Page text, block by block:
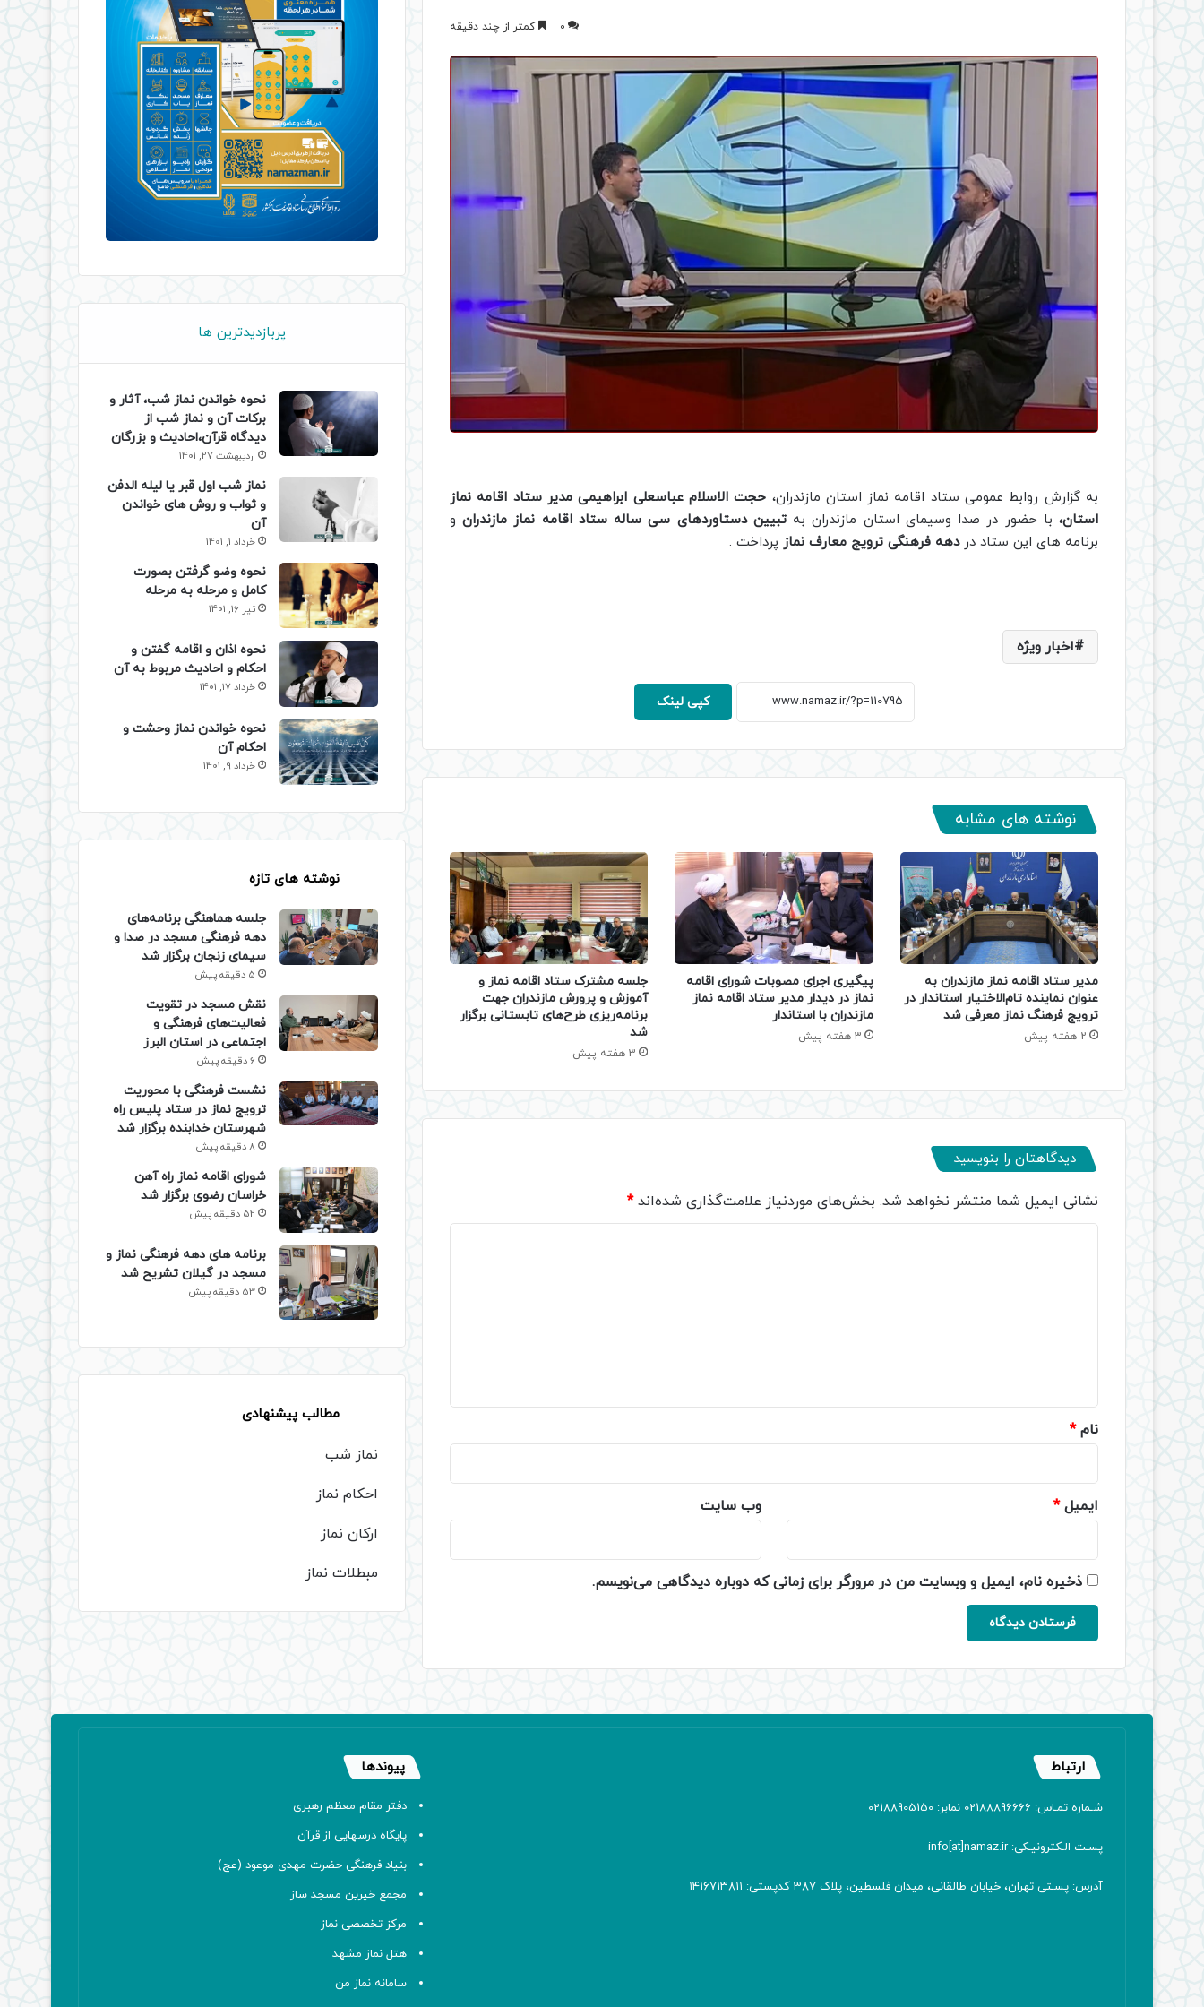
0 کمتر از چند دقیقه
به گزارش روابط عمومی ستاد اقامه نماز استان مازندران، حجت الاسلام عباسعلی ابراهیمی مدیر ستاد اقامه نماز
استان،با حضور در صدا وسیمای استان مازندران بهتبیین دستاوردهای سی ساله ستاد اقامه نماز مازندرانو
برنامه های این ستاد دردهه فرهنگی ترویج معارف نماز پرداخت .
اخبار ویژه
کپی لینک
نوشته های مشابه
مدیر ستاد اقامه نماز مازندران به
عنوان نماینده تام‌الاختیار استاندار در
ترویج فرهنگ نماز معرفی شد
2 هفته پیش
پیگیری اجرای مصوبات شورای اقامه
نماز در دیدار مدیر ستاد اقامه نماز
مازندران با استاندار
3 هفته پیش
جلسه مشترک ستاد اقامه نماز و
آموزش و پرورش مازندران جهت
برنامه‌ریزی طرح‌های تابستانی برگزار
شد
3 هفته پیش
دیدگاهتان را بنویسید
نشانی ایمیل شما منتشر نخواهد شد. بخش‌های موردنیاز علامت‌گذاری شده‌اند*
نام*
ایمیل* وب‌ سایت
ذخیره نام، ایمیل و وبسایت من در مرورگر برای زمانی که دوباره دیدگاهی می‌نویسم.
پربازدیدترین ها
نحوه خواندن نماز شب، آثار و
برکات آن و نماز شب از
دیدگاه قرآن،احادیث و بزرگان
اردیبهشت 27, 1401
نماز شب اول قبر یا لیله الدفن
و ثواب و روش های خواندن
آن
خرداد 1, 1401
نحوه وضو گرفتن بصورت
کامل و مرحله به مرحله
تیر 16, 1401
نحوه اذان و اقامه گفتن و
احکام و احادیث مربوط به آن
خرداد 17, 1401
نحوه خواندن نماز وحشت و
احکام آن
خرداد 9, 1401
نوشته های تازه
جلسه هماهنگی برنامه‌های
دهه فرهنگی مسجد در صدا و
سیمای زنجان برگزار شد
5 دقیقه پیش
نقش مسجد در تقویت
فعالیت‌های فرهنگی و
اجتماعی در استان البرز
6 دقیقه پیش
نشست فرهنگی با محوریت
ترویج نماز در ستاد پلیس راه
شهرستان خدابنده برگزار شد
8 دقیقه پیش
شورای اقامه نماز راه آهن
خراسان رضوی برگزار شد
52 دقیقه پیش
برنامه های دهه فرهنگی نماز و
مسجد در گیلان تشریح شد
53 دقیقه پیش
مطالب پیشنهادی
نماز شب
احکام نماز
ارکان نماز
مبطلات نماز
ارتباط
شـماره تمـاس: 02188896666 نمابر: 02188905150
پسـت الـکترونیـکی: info[at]namaz.ir
آدرس: پسـتی تهران، خیابان طالقانی، میدان فلسطین، پلاک 387 کدپستی: ۱۴۱۶۷۱۳۸۱۱
پیوندها
دفتر مقام معظم رهبری
پایگاه درسهایی از قرآن
بنیاد فرهنگی حضرت مهدی موعود (عج)
مجمع خیرین مسجد ساز
مرکز تخصصی نماز
هتل نماز مشهد
سامانه نماز من